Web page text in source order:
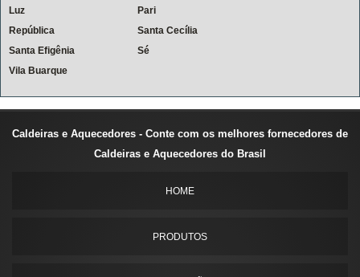
Luz
Pari
República
Santa Cecília
Santa Efigênia
Sé
Vila Buarque
Caldeiras e Aquecedores - Conte com os melhores fornecedores de
Caldeiras e Aquecedores do Brasil
HOME
PRODUTOS